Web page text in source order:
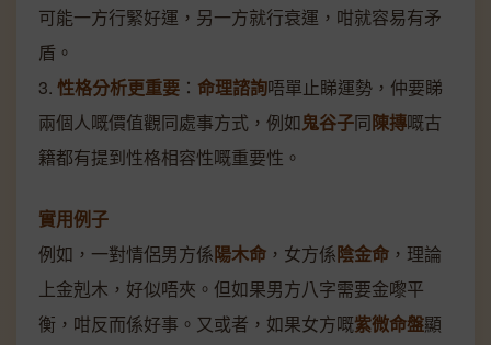
可能一方行緊好運，另一方就行衰運，咁就容易有矛
盾。
3. 性格分析更重要 ： 命理諮詢唔單止睇運勢，仲要睇
兩個人嘅價值觀同處事方式，例如鬼谷子同陳摶嘅古
籍都有提到性格相容性嘅重要性。
實用例子
例如，一對情侶男方係陽木命 ，女方係陰金命 ，理論
上金剋木，好似唔夾。但如果男方八字需要金嚟平
衡，咁反而係好事。又或者，如果女方嘅紫微命盤顯